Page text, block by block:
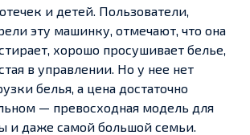
и детей. Пользователи,
эту машинку, отмечают, что она
хорошо просушивает белье,
в управлении. Но у нее нет
белья, а цена достаточно
— превосходная модель для
и даже самой большой семьи.